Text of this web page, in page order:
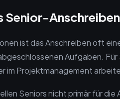
Senior-
ist das Anschreiben oft
Aufgaben.
im Projektmanagement
Seniors nicht primär für die